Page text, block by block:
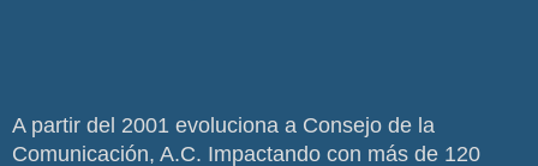
A partir del 2001 evoluciona a Consejo de la
Comunicación, A.C. Impactando con más de 120